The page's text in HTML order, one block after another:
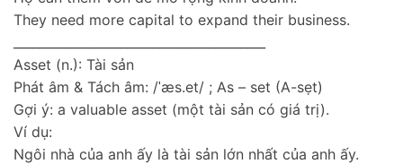
They need more capital to expand their business.
Asset (n.): Tài sản
Phát âm & Tách âm: /ˈæs.et/ ; As – set (A-sẹt)
Gợi ý: a valuable asset (một tài sản có giá trị).
Ví dụ:
Ngôi nhà của anh ấy là tài sản lớn nhất của anh ấy.